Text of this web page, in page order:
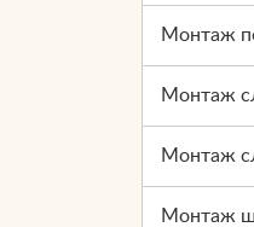
Монтаж
Монтаж
Монтаж
Монтаж